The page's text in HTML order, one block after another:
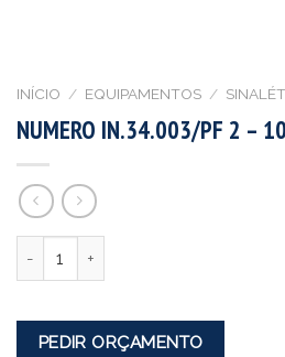
INÍCIO / EQUIPAMENTOS /
NUMERO IN.34.003/PF 2 –
PEDIR ORÇAMENTO